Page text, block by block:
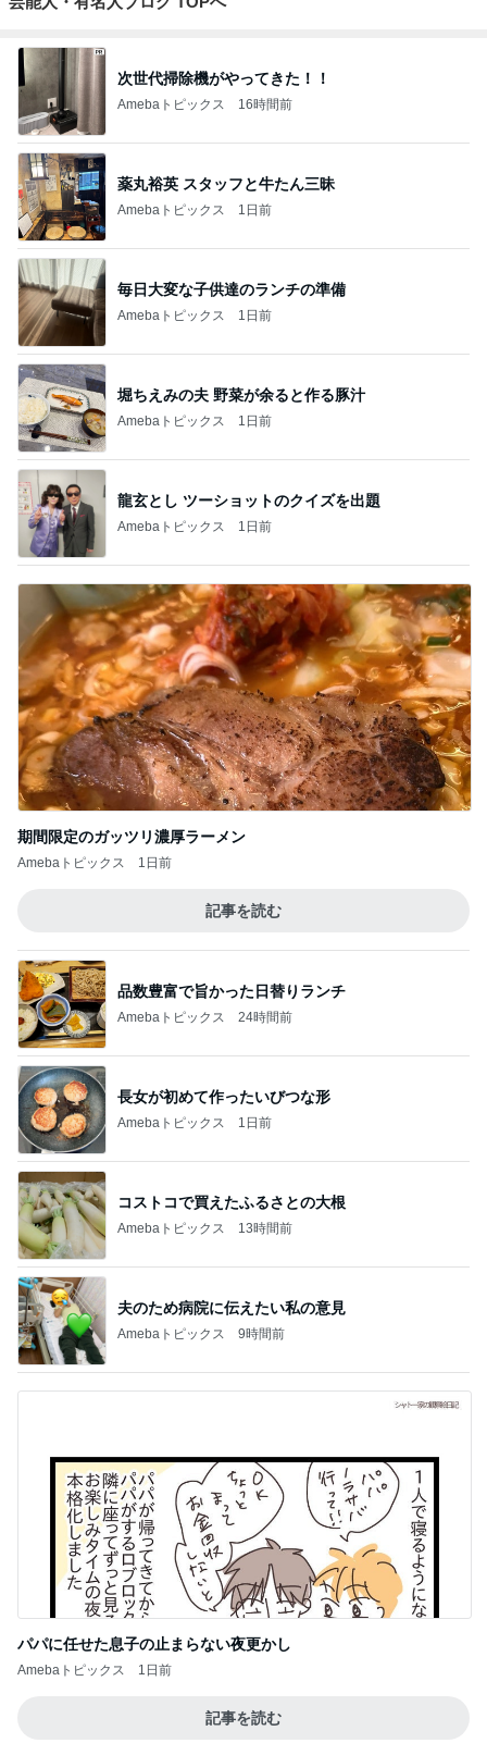
次世代掃除機がやってきた！！
Amebaトピックス 16時間前
薬丸裕英 スタッフと牛たん三昧
Amebaトピックス 1日前
毎日大変な子供達のランチの準備
Amebaトピックス 1日前
堀ちえみの夫 野菜が余ると作る豚汁
Amebaトピックス 1日前
龍玄とし ツーショットのクイズを出題
Amebaトピックス 1日前
期間限定のガッツリ濃厚ラーメン
Amebaトピックス 1日前
記事を読む
品数豊富で旨かった日替りランチ
Amebaトピックス 24時間前
長女が初めて作ったいびつな形
Amebaトピックス 1日前
コストコで買えたふるさとの大根
Amebaトピックス 13時間前
夫のため病院に伝えたい私の意見
Amebaトピックス 9時間前
パパに任せた息子の止まらない夜更かし
Amebaトピックス 1日前
記事を読む